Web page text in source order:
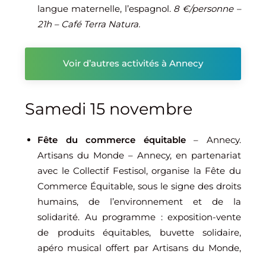
langue maternelle, l’espagnol. 8 €/personne –
21h – Café Terra Natura.
Voir d’autres activités à Annecy
Samedi 15 novembre
Fête du commerce équitable– Annecy.
Artisans du Monde – Annecy, en partenariat
avec le Collectif Festisol, organise la Fête du
Commerce Équitable, sous le signe des droits
humains, de l’environnement et de la
solidarité. Au programme : exposition-vente
de produits équitables, buvette solidaire,
apéro musical offert par Artisans du Monde,